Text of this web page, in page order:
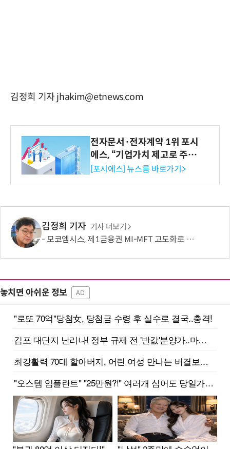
김정희 기자 jhakim@etnews.com
전자문서·전자계약 1위 포시
에스, “기업가치 제고로 주주
환원 강화” 계획 공시
[포시에스] 뉴스룸 바로가기>
김정희 기자 기사 더보기
모코엠시스, 제1금융권 MI-MFT 고도화로 대규모 인프라 통합 역량 입증
놓치면 아쉬운 정보 AD